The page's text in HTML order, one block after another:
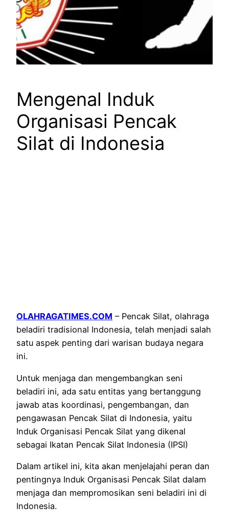
Mengenal Induk
Organisasi Pencak
Silat di Indonesia
OLAHRAGATIMES.COM – Pencak Silat, olahraga
beladiri tradisional Indonesia, telah menjadi salah
satu aspek penting dari warisan budaya negara
ini.
Untuk menjaga dan mengembangkan seni
beladiri ini, ada satu entitas yang bertanggung
jawab atas koordinasi, pengembangan, dan
pengawasan Pencak Silat di Indonesia, yaitu
Induk Organisasi Pencak Silat yang dikenal
sebagai Ikatan Pencak Silat Indonesia (IPSI)
Dalam artikel ini, kita akan menjelajahi peran dan
pentingnya Induk Organisasi Pencak Silat dalam
menjaga dan mempromosikan seni beladiri ini di
Indonesia.